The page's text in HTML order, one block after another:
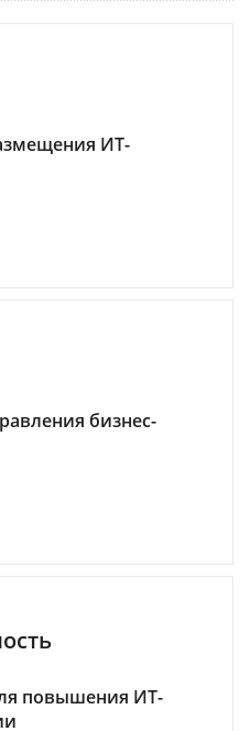
ИТ-
бизнес-
повышения ИТ-